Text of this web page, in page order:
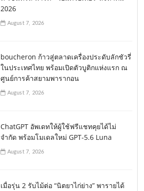
2026
August 7, 2026
boucheron ก้าวสู่ตลาดเครื่องประดับลักชัวรี่
ในประเทศไทย พร้อมเปิดตัวบูติกแห่งแรก ณ
ศูนย์การค้าสยามพารากอน
August 7, 2026
ChatGPT อัพเดทให้ผู้ใช้ฟรีแชทคุยได้ไม่
จำกัด พร้อมโมเดลใหม่ GPT-5.6 Luna
August 7, 2026
เมื่อรุ่น 2 รับไม้ต่อ “นิตยาไก่ย่าง” พารายได้